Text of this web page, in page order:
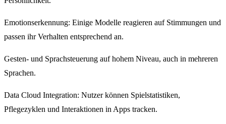
Emotionserkennung: Einige Modelle reagieren auf Stimmungen und
passen ihr Verhalten entsprechend an.
Gesten- und Sprachsteuerung auf hohem Niveau, auch in mehreren
Sprachen.
Data Cloud Integration: Nutzer können Spielstatistiken,
Pflegezyklen und Interaktionen in Apps tracken.